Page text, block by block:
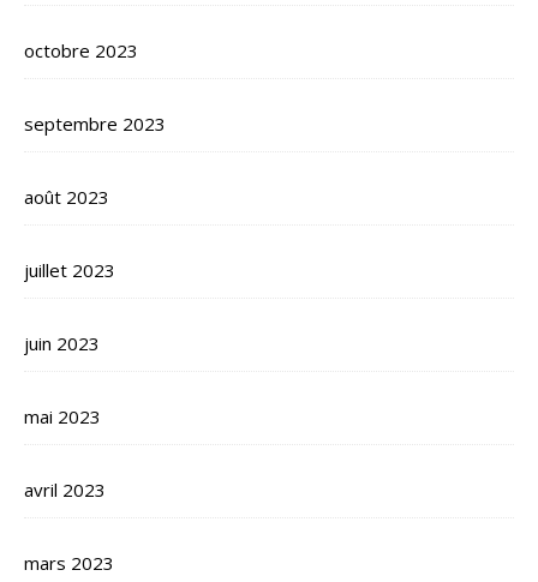
octobre 2023
septembre 2023
août 2023
juillet 2023
juin 2023
mai 2023
avril 2023
mars 2023